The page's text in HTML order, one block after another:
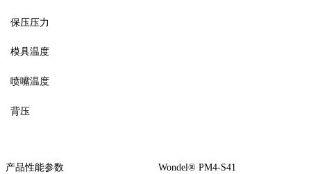
保压压力
模具温度
喷嘴温度
背压
产品性能参数 Wondel® PM4-S41